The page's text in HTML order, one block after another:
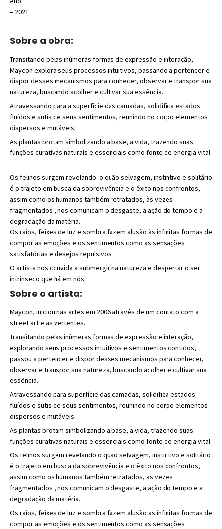
– 2021
Sobre a obra:
Transitando pelas inúmeras formas de expressão e interação,
Maycon explora seus processos intuitivos, passando a pertencer e
dispor desses mecanismos para conhecer, observar e transpor sua
natureza, buscando acolher e cultivar sua essência.
Atravessando para a superfície das camadas, solidifica estados
fluídos e sutis de seus sentimentos, reunindo no corpo elementos
dispersos e mutáveis.
As plantas brotam simbolizando a base, a vida, trazendo suas
funções curativas naturais e essenciais como fonte de energia vital.
Os felinos surgem revelando o quão selvagem, instintivo e solitário
é o trajeto em busca da sobrevivência e o êxito nos confrontos,
assim como os humanos também retratados, às vezes
fragmentados , nos comunicam o desgaste, a ação do tempo e a
degradação da matéria.
Os raios, feixes de luze sombra fazem alusão às infinitas formas de
compor as emoções e os sentimentos como as sensações
satisfatórias e desejos repulsivos.
O artista nos convida a submergir na natureza e despertar o ser
intrínseco que há em nós.
Sobre o artista:
Maycon, iniciou nas artes em 2006 através de um contato com a
street art e as vertentes.
Transitando pelas inúmeras formas de expressão e interação,
explorando seus processos intuitivos e sentimentos contidos,
passou a pertencer e dispor desses mecanismos para conhecer,
observar e transpor sua natureza, buscando acolher e cultivar sua
essência.
Atravessando para superfície das camadas, solidifica estados
fluídos e sutis de seus sentimentos, reunindo no corpo elementos
dispersos e mutáveis.
As plantas brotam simbolizando a base, a vida, trazendo suas
funções curativas naturais e essenciais como fonte de energia vital.
Os felinos surgem revelando o quão selvagem, instintivo e solitário
é o trajeto em busca da sobrevivência e o êxito nos confrontos,
assim como os humanos também retratados, as vezes
fragmentados , nos comunicam o desgaste, a ação do tempo e a
degradação da matéria.
Os raios, feixes de luz e sombra fazem alusão as infinitas formas de
compor as emoções e os sentimentos como as sensações